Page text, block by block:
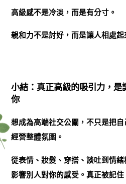
高級感不是冷淡，而是有分寸。
親和力不是討好，而是讓人相處起
小結：真正高級的吸引力，是
你
想成為高端社交公關，不只是把
經營整體氛圍。
從表情、妝髮、穿搭、談吐到情
影響別人對你的感受。真正被記住